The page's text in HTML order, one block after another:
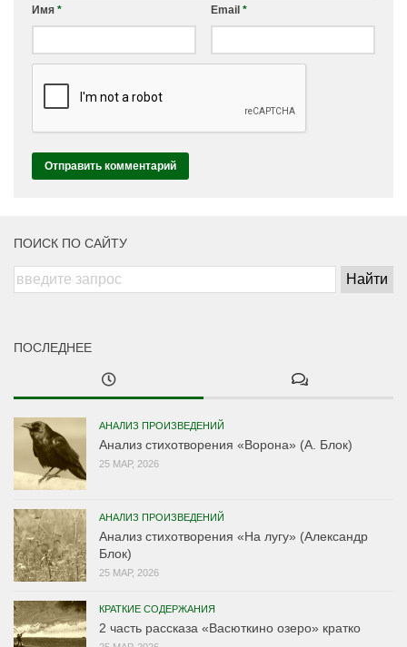
Имя * Email *
ПОИСК ПО САЙТУ
ПОСЛЕДНЕЕ
АНАЛИЗ ПРОИЗВЕДЕНИЙ
Анализ стихотворения «Ворона» (А. Блок)
25 МАР, 2026
АНАЛИЗ ПРОИЗВЕДЕНИЙ
Анализ стихотворения «На лугу» (Александр
Блок)
25 МАР, 2026
КРАТКИЕ СОДЕРЖАНИЯ
2 часть рассказа «Васюткино озеро» кратко